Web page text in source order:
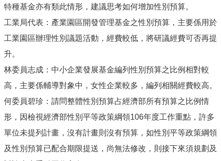
特種基金亦有類此情形，建議思考如何增加性別預算。
工業局代表：產業園區開發管理基金之性別預算，主要係用於
工業園區辦理性別議題活動，經費較低，將研議經費可否再提
升。
林委員志成：中小企業發展基金編列性別預算之比例相對較
高，主要係輔導對象中，女性企業較多，編列相關經費較高。
何委員碧珍：請問整體性別預算占經濟部所有預算之比例情
形，因檢視經濟部性別平等政策綱領106年度工作重點，許多
單位未提列計畫，沒有計畫則沒有預算，如性別平等政策綱領
及性別預算已配合期限提送，尚無法修改，則接下來須規劃及